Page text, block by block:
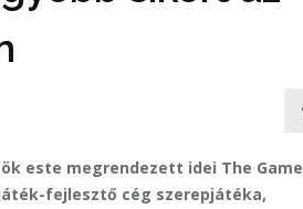
este megrendezett idei The Game
fejlesztő cég szerepjátéka,